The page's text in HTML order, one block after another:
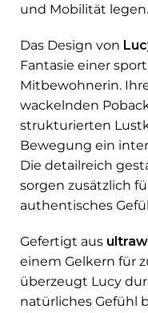
und Mobilität legen.
Das Design von
Fantasie einer
Mitbewohnerin.
wackelnden
strukturierten
Bewegung ein
Die detailreich
sorgen zusätzlich
authentisches
Gefertigt aus
einem Gelkern für
überzeugt Lucy
natürliches Gefühl